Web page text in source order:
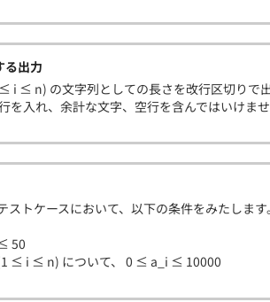
る出力
i ≤ n) の文字列としての長さを改行区切りで
を入れ、余計な文字、空行を含んではいけま
ストケースにおいて、以下の条件をみたします
50
≤ i ≤ n) について、 0 ≤ a_i ≤ 10000